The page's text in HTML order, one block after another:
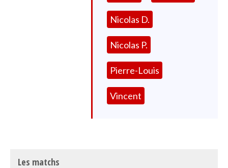
Nicolas D.
Nicolas P.
Pierre-Louis
Vincent
Les matchs